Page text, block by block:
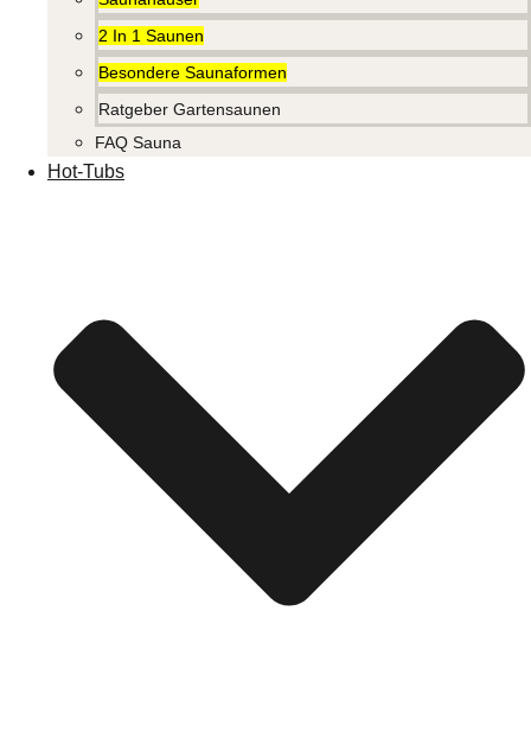
2 In 1 Saunen
Besondere Saunaformen
Ratgeber Gartensaunen
FAQ Sauna
Hot-Tubs